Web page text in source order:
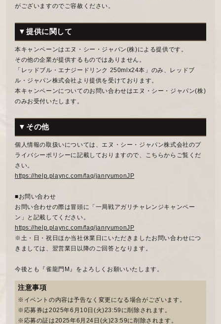
がございますのでご容赦ください。
▼提供に関して
本キャンペーンはエヌ・シー・ジャパン(株)による提供です。
その他の企業が提供するものではありません。
「レッドブル・エナジードリンク 250mlx24本」のみ、レッドブ
ル・ジャパン株式会社より提供を受けております。
本キャンペーンについてのお問い合わせはエヌ・シー・ジャパン(株)
のみお受付いたします。
▼その他
個人情報の取扱いについては、エヌ・シー・ジャパン株式会社のプ
ライバシーポリシーに記載しておりますので、こちらからご覧くだ
さい。
https://help.plaync.com/faq/janryumonJP
■お問い合わせ
お問い合わせの際は冒頭に「一局戦アガリチャレンジキャンペー
ン」と記載してください。
https://help.plaync.com/faq/janryumonJP
※土・日・祝日ほか当社休業日にいただきましたお問い合わせにつ
きましては、翌営業日以降のご回答となります。
今後とも『雀龍門M』をよろしくお願いいたします。
注意事項
※イベントの内容は予告なく変更になる場合がございます。
※応募券は2025年6月10日(火)23:59に削除されます。
※応募の証は2025年6月24日(火)23:59に削除されます。